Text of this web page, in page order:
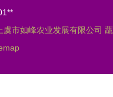
上虞市如峰农业发展有限公司 蔬